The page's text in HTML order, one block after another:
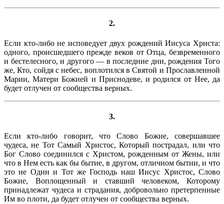
2.
Если кто-либо не исповедует двух рождений Иисуса Христа:
одного, происшедшего прежде веков от Отца, безвременного
и бестелесного, и другого — в последние дни, рождения Того
же, Кто, сойдя с небес, воплотился в Святой и Прославленной
Марии, Матери Божией и Приснодеве, и родился от Нее, да
будет отлучен от сообщества верных.
3.
Если кто-либо говорит, что Слово Божие, совершавшее
чудеса, не Тот Самый Христос, Который пострадал, или что
Бог Слово соединился с Христом, рожденным от Жены, или
что в Нем есть как бы бытие, в другом, отличном бытии, и что
это не Один и Тот же Господь наш Иисус Христос, Слово
Божие, Воплощенный и ставший человеком, Которому
принадлежат чудеса и страдания, добровольно претерпенные
Им во плоти, да будет отлучен от сообщества верных.